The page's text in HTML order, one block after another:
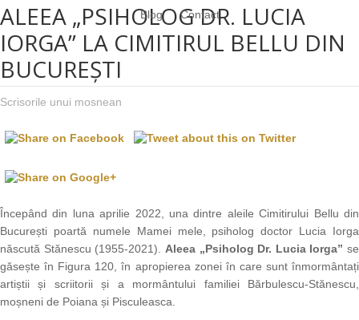
Blog Contact
ALEEA „PSIHOLOG DR. LUCIA
IORGA” LA CIMITIRUL BELLU DIN
BUCUREȘTI
Scrisorile unui mosnean
Începând din luna aprilie 2022, una dintre aleile Cimitirului Bellu din
București poartă numele Mamei mele, psiholog doctor Lucia Iorga
născută Stănescu (1955-2021). Aleea „Psiholog Dr. Lucia Iorga” se
găsește în Figura 120, în apropierea zonei în care sunt înmormântați
artiștii și scriitorii și a mormântului familiei Bărbulescu-Stănescu,
moșneni de Poiana și Pisculeasca.